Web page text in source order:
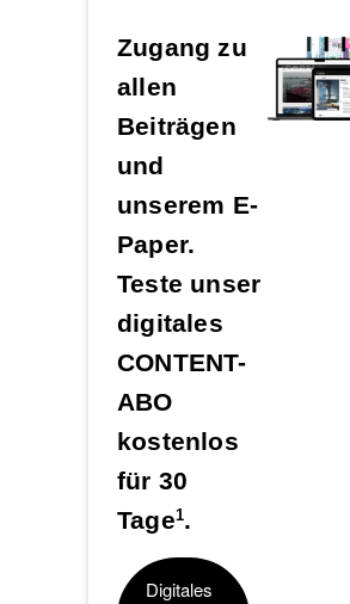
Zugang zu
allen
Beiträgen
und
unserem E-
Paper.
Teste unser
digitales
CONTENT-
ABO
kostenlos
für 30
Tage1.
Digitales